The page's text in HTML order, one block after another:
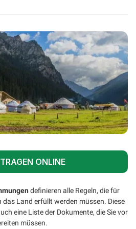
ONLINE
definieren alle Regeln, die für
das Land erfüllt werden müssen. Diese
eine Liste der Dokumente, die Sie vor
müssen.